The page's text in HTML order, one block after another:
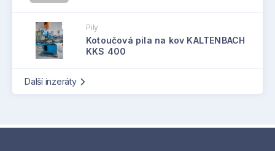
Pily
Kotoučová pila na kov KALTENBACH
KKS 400
Další inzeráty